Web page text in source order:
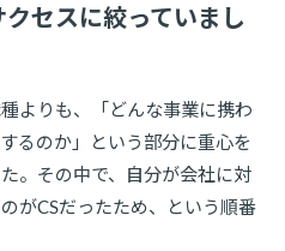
セスに絞っていまし
よりも、「どんな事業に携わ
るのか」という部分に重心を
。その中で、自分が会社に対
がCSだったため、という順番